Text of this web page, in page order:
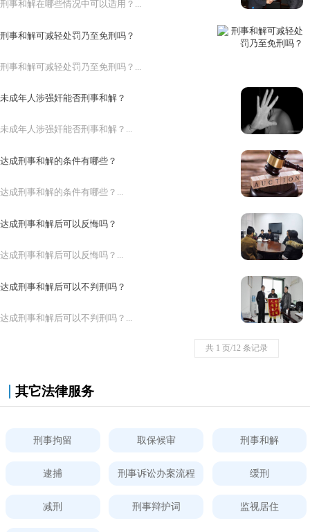
刑事和解在哪些情况中可以适用？...
刑事和解可减轻处罚乃至免刑吗？
刑事和解可减轻处罚乃至免刑吗？...
未成年人涉强奸能否刑事和解？
未成年人涉强奸能否刑事和解？...
达成刑事和解的条件有哪些？
达成刑事和解的条件有哪些？...
达成刑事和解后可以反悔吗？
达成刑事和解后可以反悔吗？...
达成刑事和解后可以不判刑吗？
达成刑事和解后可以不判刑吗？...
共 1 页/12 条记录
其它法律服务
刑事拘留 取保候审 刑事和解
逮捕 刑事诉讼办案流程 缓刑
减刑 刑事辩护词 监视居住